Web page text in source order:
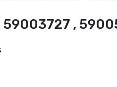
59003727 ,